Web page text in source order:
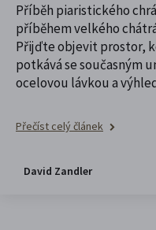
Příběh piaristického
příběhem velkého
Přijďte objevit prostor,
potkává se současným
ocelovou lávkou a
Přečíst celý článek
David Zandler